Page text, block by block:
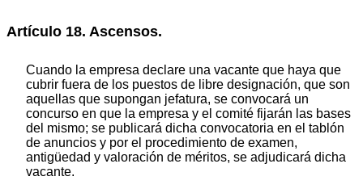
Artículo 18. Ascensos.
Cuando la empresa declare una vacante que haya que
cubrir fuera de los puestos de libre designación, que son
aquellas que supongan jefatura, se convocará un
concurso en que la empresa y el comité fijarán las bases
del mismo; se publicará dicha convocatoria en el tablón
de anuncios y por el procedimiento de examen,
antigüedad y valoración de méritos, se adjudicará dicha
vacante.